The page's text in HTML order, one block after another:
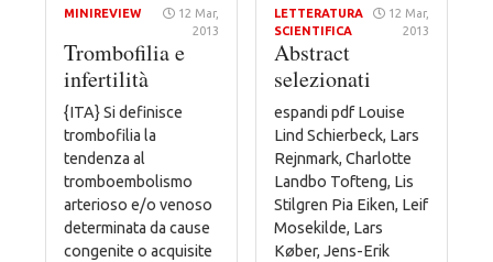
MINIREVIEW
12 Mar,
2013
Trombofilia e
infertilità
{ITA} Si definisce
trombofilia la
tendenza al
tromboembolismo
arterioso e/o venoso
determinata da cause
congenite o acquisite
LETTERATURA
SCIENTIFICA
12 Mar,
2013
Abstract
selezionati
espandi pdf Louise
Lind Schierbeck, Lars
Rejnmark, Charlotte
Landbo Tofteng, Lis
Stilgren Pia Eiken, Leif
Mosekilde, Lars
Køber, Jens-Erik